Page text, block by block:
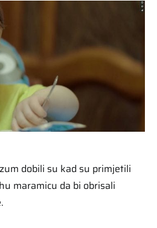
dobili su kad su primjetili
maramicu da bi obrisali